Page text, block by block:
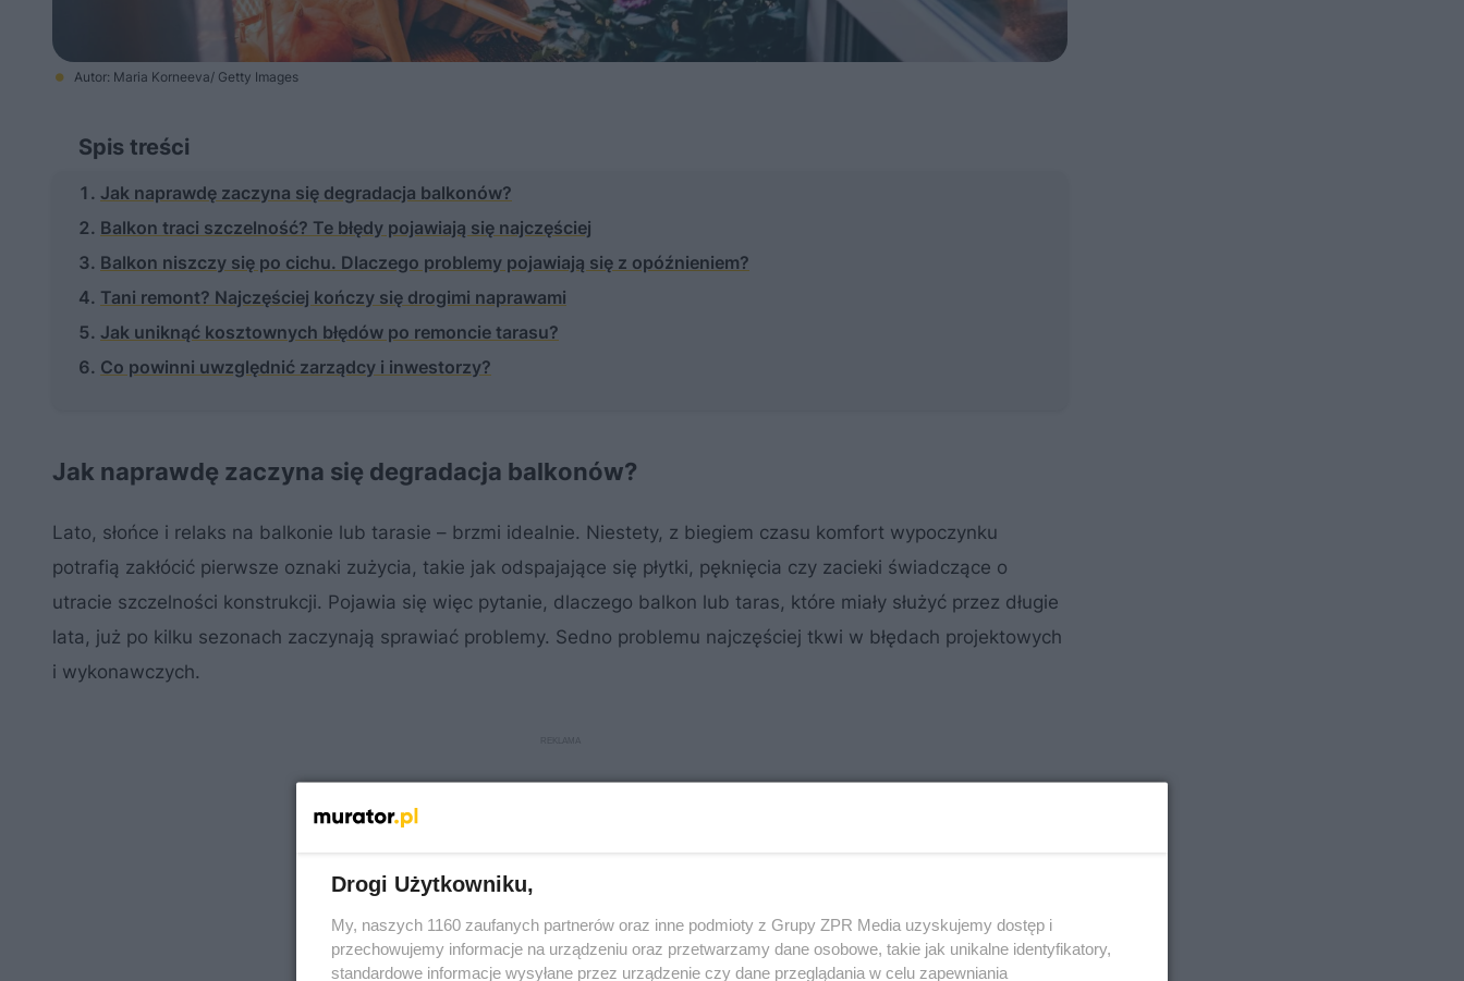
Autor: Maria Korneeva/ Getty Images
Spis treści
Jak naprawdę zaczyna się degradacja balkonów?
Balkon traci szczelność? Te błędy pojawiają się najczęściej
Balkon niszczy się po cichu. Dlaczego problemy pojawiają się z opóźnieniem?
Tani remont? Najczęściej kończy się drogimi naprawami
Jak uniknąć kosztownych błędów po remoncie tarasu?
Co powinni uwzględnić zarządcy i inwestorzy?
Jak naprawdę zaczyna się degradacja balkonów?
Lato, słońce i relaks na balkonie lub tarasie – brzmi idealnie. Niestety, z biegiem czasu komfort wypoczynku
potrafią zakłócić pierwsze oznaki zużycia, takie jak odspajające się płytki, pęknięcia czy zacieki świadczące o
utracie szczelności konstrukcji. Pojawia się więc pytanie, dlaczego balkon lub taras, które miały służyć przez długie
lata, już po kilku sezonach zaczynają sprawiać problemy. Sedno problemu najczęściej tkwi w błędach projektowych
i wykonawczych.
Drogi Użytkowniku,
My, naszych 1160 zaufanych partnerów oraz inne podmioty z Grupy ZPR Media uzyskujemy dostęp i
przechowujemy informacje na urządzeniu oraz przetwarzamy dane osobowe, takie jak unikalne identyfikatory,
standardowe informacje wysyłane przez urządzenie czy dane przeglądania w celu zapewniania